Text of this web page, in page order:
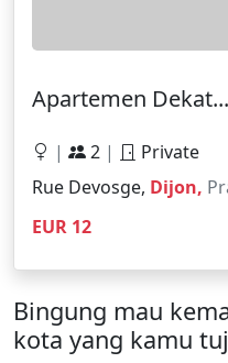
Apartemen Dekat...
|
2 |
Private
Rue Devosge, Dijon,
EUR 12
Bingung mau
kota yang kamu